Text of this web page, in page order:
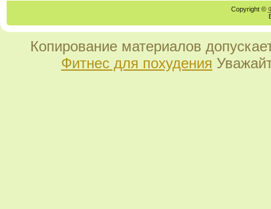
Copyright ©
Копирование материалов
Фитнес для похудения